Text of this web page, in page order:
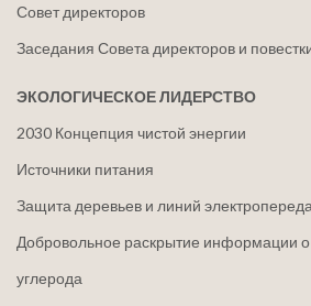
Совет директоров
Заседания Совета директоров и
ЭКОЛОГИЧЕСКОЕ ЛИДЕРСТВО
2030 Концепция чистой энергии
Источники питания
Защита деревьев и линий
Добровольное раскрытие информации
углерода